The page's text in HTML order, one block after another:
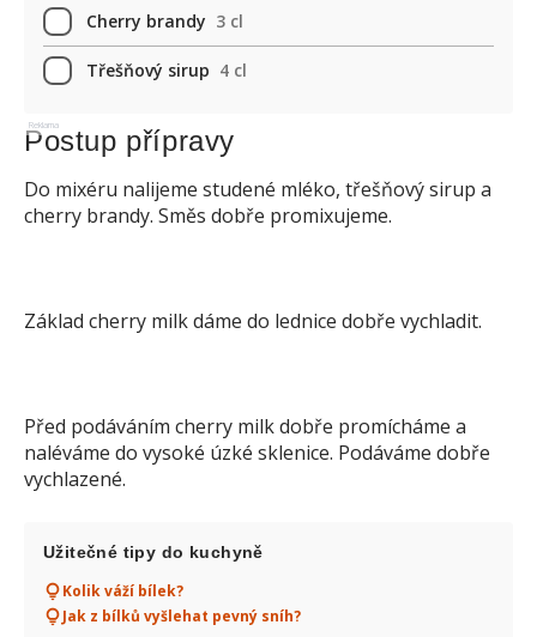
Cherry brandy 3 cl
Třešňový sirup 4 cl
Reklama
Postup přípravy
Do mixéru nalijeme studené mléko, třešňový sirup a
cherry brandy. Směs dobře promixujeme.
Základ cherry milk dáme do lednice dobře vychladit.
Před podáváním cherry milk dobře promícháme a
naléváme do vysoké úzké sklenice. Podáváme dobře
vychlazené.
Užitečné tipy do kuchyně
Kolik váží bílek?
Jak z bílků vyšlehat pevný sníh?